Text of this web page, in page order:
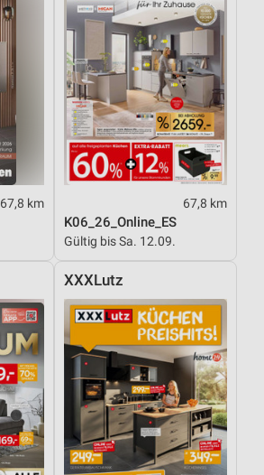
67,8 km 67,8 km
K06_26_Online_ES
Gültig bis Sa. 12.09.
XXXLutz